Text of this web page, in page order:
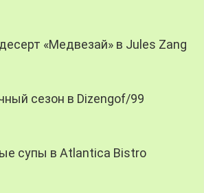
«Медвезай» в Jules Zang
сезон в Dizengof/99
супы в Atlantica Bistro